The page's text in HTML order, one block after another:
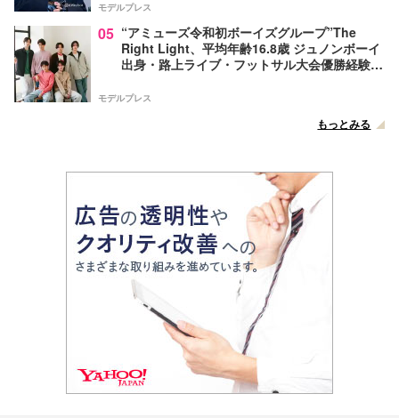
モデルプレス
05 “アミューズ令和初ボーイズグループ”The
Right Light、平均年齢16.8歳 ジュノンボーイ
出身・路上ライブ・フットサル大会優勝経験者
な6人の魅力に迫る【インタビュー後編】
モデルプレス
もっとみる